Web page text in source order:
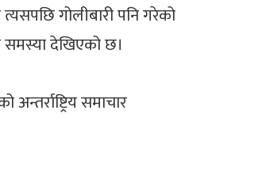
गोलीबारी पनि गरेको
देखिएको छ।
समाचार